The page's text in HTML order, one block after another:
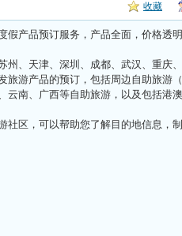
收藏
假产品预订服务，产品全面，价格透
、天津、深圳、成都、武汉、重庆
旅游产品的预订，包括周边自助旅游
云南、广西等自助旅游，以及包括港
社区，可以帮助您了解目的地信息，